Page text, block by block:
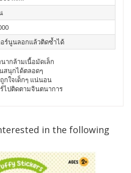
อร์นูนลอกแล้วติดซ้ำได้
ากล้ามเนื้อมัดเล็ก
สนุกได้ตลอดๆ
ใจเด็กๆ แน่นอน
ไปติดตามจินตนาการ
in the following